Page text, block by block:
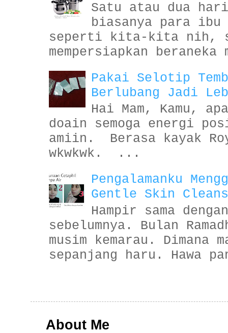
Satu atau dua
biasanya para ibu
seperti kita-kita nih,
mempersiapkan
Pakai Selotip
Berlubang Jadi
Hai Mam, Kamu,
doain semoga energi
amiin. Berasa kayak
wkwkwk. ...
Pengalamanku
Gentle Skin
Hampir sama
sebelumnya. Bulan
musim kemarau. Dimana
sepanjang haru. Hawa
About Me